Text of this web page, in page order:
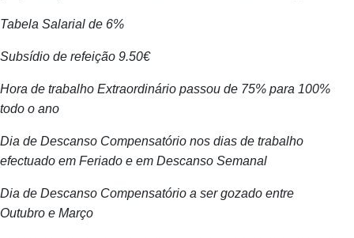
Tabela Salarial de 6%
Subsídio de refeição 9.50€
Hora de trabalho Extraordinário passou de 75% para 100%
todo o ano
Dia de Descanso Compensatório nos dias de trabalho
efectuado em Feriado e em Descanso Semanal
Dia de Descanso Compensatório a ser gozado entre
Outubro e Março